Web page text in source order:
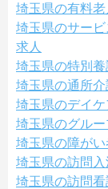
埼玉県の有料
埼玉県のサー
求人
埼玉県の特別
埼玉県の通所
埼玉県のデイ
埼玉県のグル
埼玉県の障が
埼玉県の訪問入
埼玉県の訪問看